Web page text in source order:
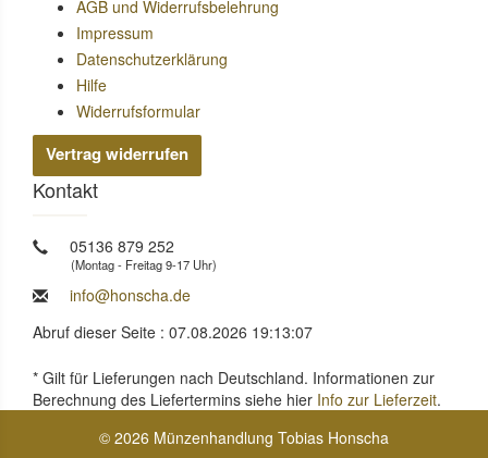
AGB und Widerrufsbelehrung
Impressum
Datenschutzerklärung
Hilfe
Widerrufsformular
Vertrag widerrufen
Kontakt
05136 879 252
(Montag - Freitag 9-17 Uhr)
info@honscha.de
Abruf dieser Seite : 07.08.2026 19:13:07
* Gilt für Lieferungen nach Deutschland. Informationen zur
Berechnung des Liefertermins siehe hier Info zur Lieferzeit.
© 2026 Münzenhandlung Tobias Honscha